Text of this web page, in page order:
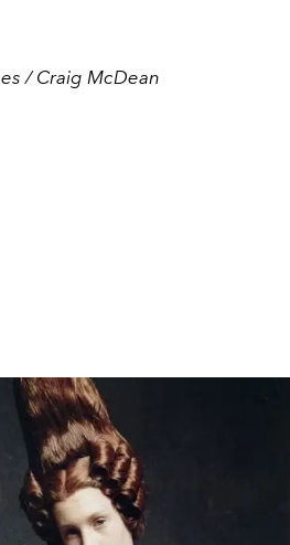
/ Craig McDean